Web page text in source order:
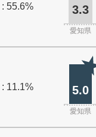
55.6% 3.3
愛知県
11.1% 5.0
愛知県